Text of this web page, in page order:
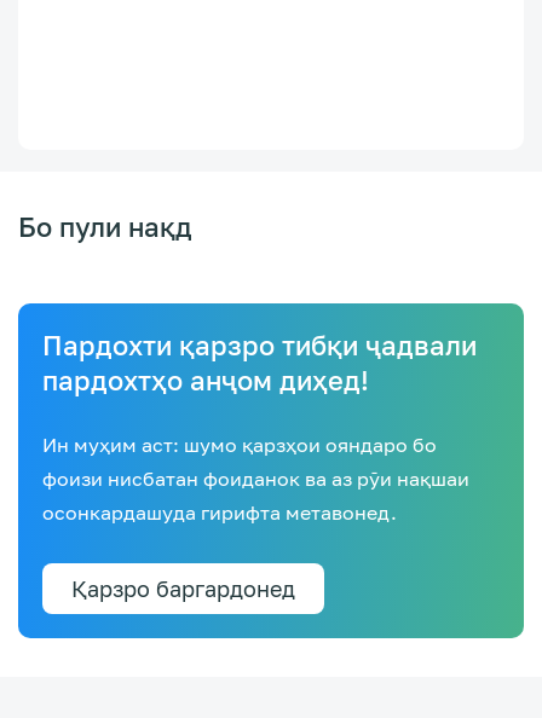
Бо пули нақд
Пардохти қарзро тибқи ҷадвали
пардохтҳо анҷом диҳед!
Ин муҳим аст: шумо қарзҳои ояндаро бо
фоизи нисбатан фоиданок ва аз рӯи нақшаи
осонкардашуда гирифта метавонед.
Қарзро баргардонед